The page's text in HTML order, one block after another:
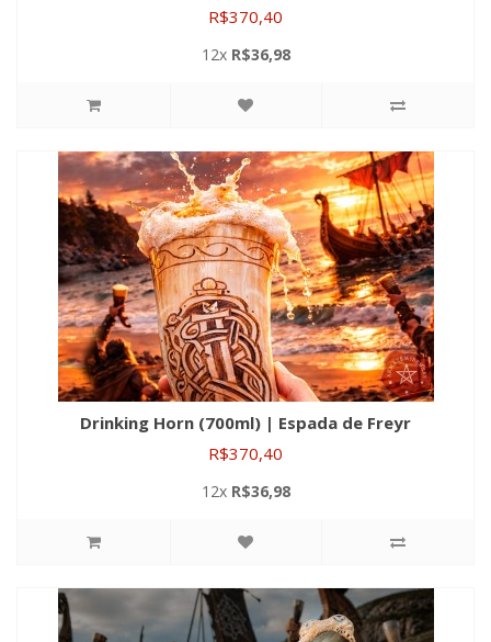
R$370,40
12x R$36,98
Drinking Horn (700ml) | Espada de Freyr
R$370,40
12x R$36,98